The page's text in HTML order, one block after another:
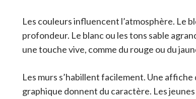
Les couleurs influencent l’atmosphère. Le
profondeur. Le blanc ou les tons sable
une touche vive, comme du rouge ou du
Les murs s’habillent facilement. Une
graphique donnent du caractère. Les